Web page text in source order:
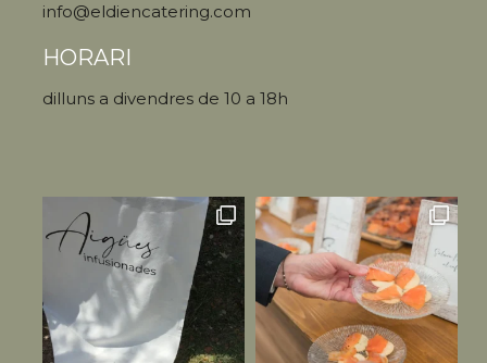
info@eldiencatering.com
HORARI
dilluns a divendres de 10 a 18h